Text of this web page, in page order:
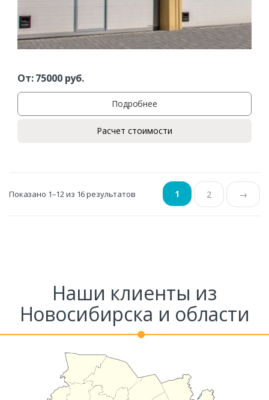
От:75000руб.
Подробнее
Расчет стоимости
Показано 1–12 из 16 результатов 1 2 →
Наши клиенты из
Новосибирска и области